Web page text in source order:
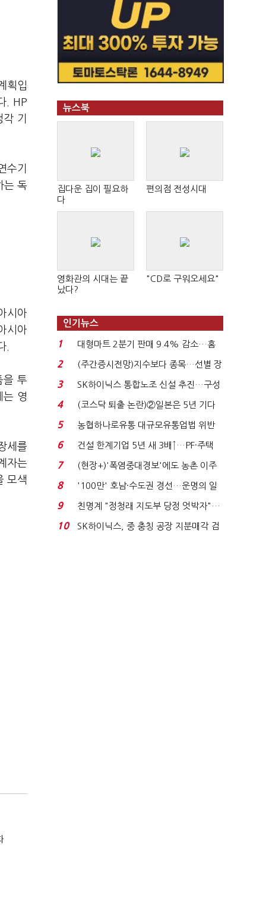
획입
. HP
기
기
는 독
시아
시아
.
을 투
는 영
세를
자는
모색
뉴스북
집다운 집이 필요하
다
편의점 전성시대
영화관의 시대는 끝
났다?
"CD로 구워오세요"
인기뉴스
1
대형마트 2분기 판매 9.4% 감소…홈
플러스 사태 여파...
2
(주간증시전망)지수보다 종목…선별 장
세 이어진다...
3
SK하이닉스 통합노조 신설 추진…구성
원 간 성과급 불...
4
(코스닥 퇴출 논란)②일본은 5년 기다
려주는데 우리는 ...
5
농협하나로유통 대규모유통업법 위반
적발…공정위, 과...
6
건설 한계기업 5년 새 3배↑…PF·주택
침체에 재무 ...
7
(현장+)'폭염중대경보'에도 농촌 이주
노동자는 강행군…'야...
8
'100만' 호남·수도권 경선…운명의 일
주일
9
친명계 "정청래 지도부 당정 엇박자"…
친청계 "신천지 오...
10
SK하이닉스, 중 충칭 공장 지분매각 검